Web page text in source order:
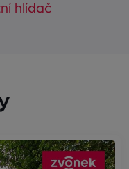
hlídač